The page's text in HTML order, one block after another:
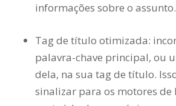
informações sobre o assunto.
Tag de título otimizada:
palavra-chave principal, ou
dela, na sua tag de título.
sinalizar para os motores de